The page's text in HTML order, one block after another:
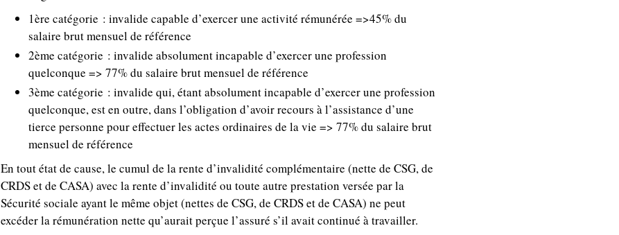
1ère catégorie : invalide capable d’exercer une activité rémunérée =>45% du
salaire brut mensuel de référence
2ème catégorie : invalide absolument incapable d’exercer une profession
quelconque => 77% du salaire brut mensuel de référence
3ème catégorie : invalide qui, étant absolument incapable d’exercer une profession
quelconque, est en outre, dans l’obligation d’avoir recours à l’assistance d’une
tierce personne pour effectuer les actes ordinaires de la vie => 77% du salaire brut
mensuel de référence
En tout état de cause, le cumul de la rente d’invalidité complémentaire (nette de CSG, de
CRDS et de CASA) avec la rente d’invalidité ou toute autre prestation versée par la
Sécurité sociale ayant le même objet (nettes de CSG, de CRDS et de CASA) ne peut
excéder la rémunération nette qu’aurait perçue l’assuré s’il avait continué à travailler.